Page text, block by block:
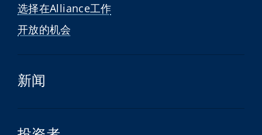
选择在Alliance工作
开放的机会
新闻